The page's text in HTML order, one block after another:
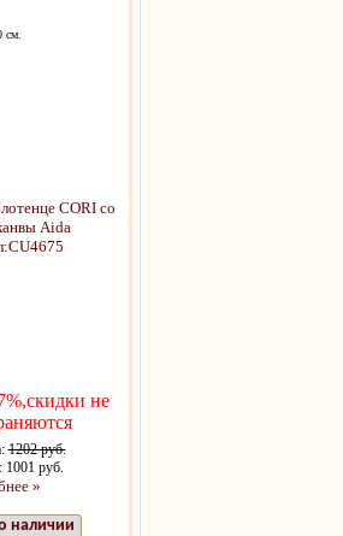
см.
не
1202 руб.
1001 руб.
»
наличии